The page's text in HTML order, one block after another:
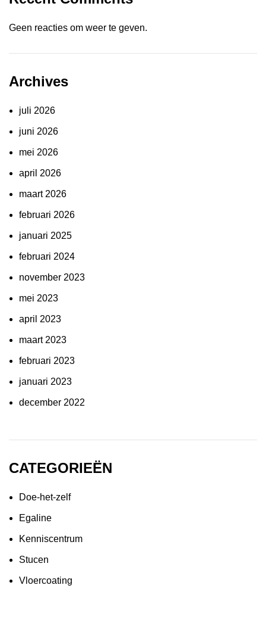
Geen reacties om weer te geven.
Archives
juli 2026
juni 2026
mei 2026
april 2026
maart 2026
februari 2026
januari 2025
februari 2024
november 2023
mei 2023
april 2023
maart 2023
februari 2023
januari 2023
december 2022
CATEGORIEËN
Doe-het-zelf
Egaline
Kenniscentrum
Stucen
Vloercoating